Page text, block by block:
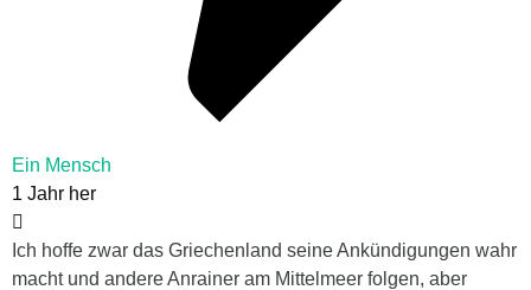
Ein Mensch
1 Jahr her
Ich hoffe zwar das Griechenland seine Ankündigungen wahr
macht und andere Anrainer am Mittelmeer folgen, aber